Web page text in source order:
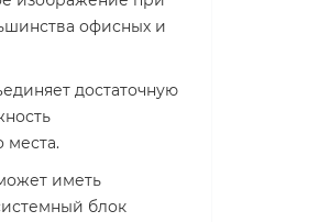
офисных и
достаточную
места.
иметь
блок